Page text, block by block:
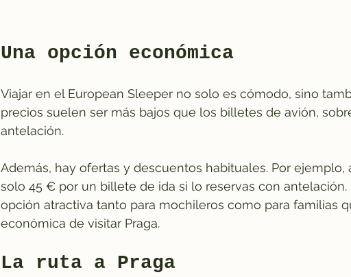
Una opción económica
Viajar en el European Sleeper no solo es cómodo, sino
precios suelen ser más bajos que los billetes de avión,
antelación.
Además, hay ofertas y descuentos habituales. Por ejemplo,
solo 45 € por un billete de ida si lo reservas con
opción atractiva tanto para mochileros como para familias
económica de visitar Praga.
La ruta a Praga